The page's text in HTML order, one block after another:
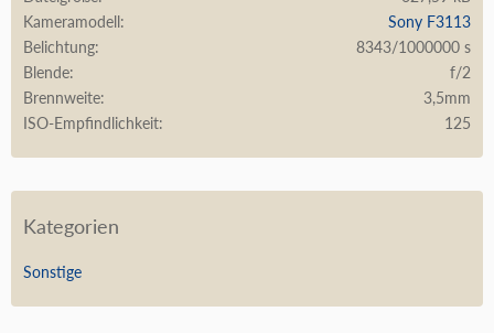
Kameramodell
Sony F3113
Belichtung
8343/1000000 s
Blende
f/2
Brennweite
3,5mm
ISO-Empfindlichkeit
125
Kategorien
Sonstige